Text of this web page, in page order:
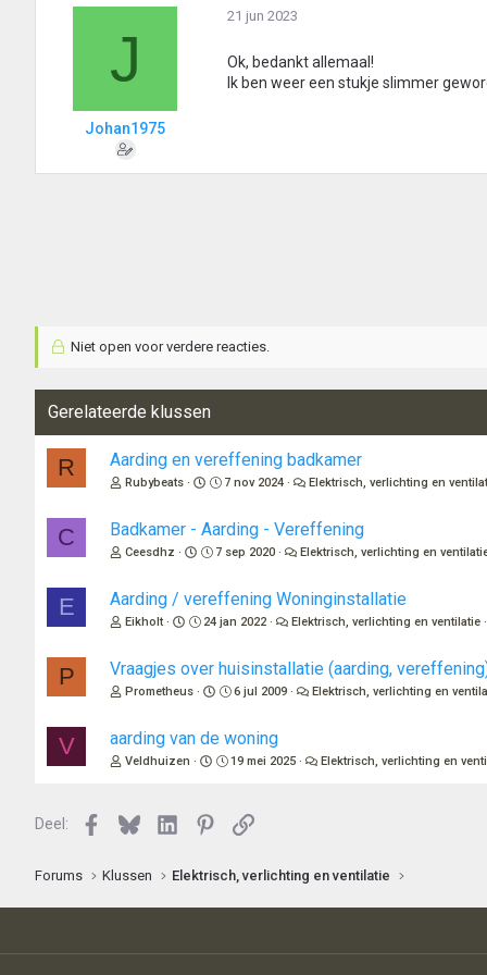
J
Johan1975
21 jun 2023
Ok, bedankt allemaal!
Ik ben weer een stukje slimmer
Niet open voor verdere reacties.
Gerelateerde klussen
R Aarding en vereffening badkamer
Rubybeats 7 nov 2024 Elektrisch, verlichting en
C Badkamer - Aarding - Vereffening
Ceesdhz 7 sep 2020 Elektrisch, verlichting en
E Aarding / vereffening Woninginstallatie
Eikholt 24 jan 2022 Elektrisch, verlichting en ventilatie
P Vraagjes over huisinstallatie (aarding,
Prometheus 6 jul 2009 Elektrisch, verlichting en
V aarding van de woning
Veldhuizen 19 mei 2025 Elektrisch, verlichting en
Deel: Facebook
BlueskyLinkedInPinterest
Link
Forums Klussen Elektrisch, verlichting en ventilatie